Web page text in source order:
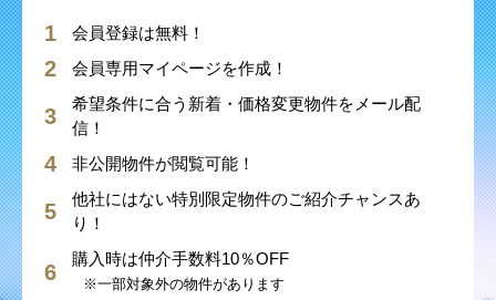
会員登録は無料！
会員専用マイページを作成！
希望条件に合う新着・価格変更物件をメール配
信！
非公開物件が閲覧可能！
他社にはない特別限定物件のご紹介チャンスあ
り！
購入時は仲介手数料10％OFF
※一部対象外の物件があります